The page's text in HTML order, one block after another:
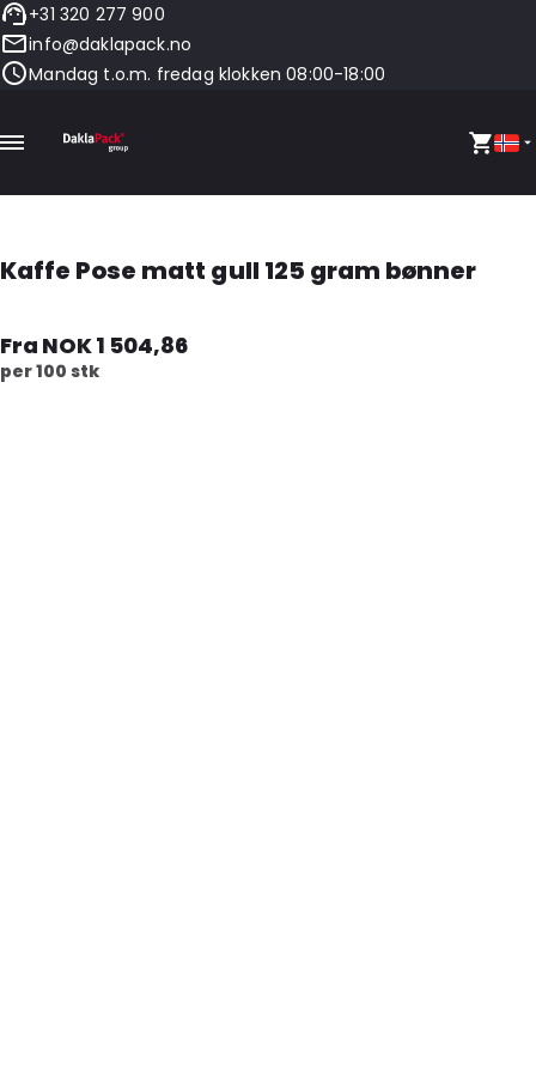
+31 320 277 900
info@daklapack.no
Mandag t.o.m. fredag klokken 08:00-18:00
Kaffe Pose matt gull 125 gram bønner
Fra NOK 1 504,86
per 100 stk